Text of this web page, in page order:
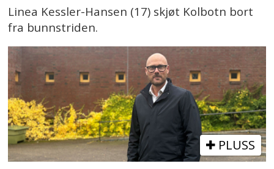
Linea Kessler-Hansen (17) skjøt Kolbotn bort
fra bunnstriden.
PLUSS